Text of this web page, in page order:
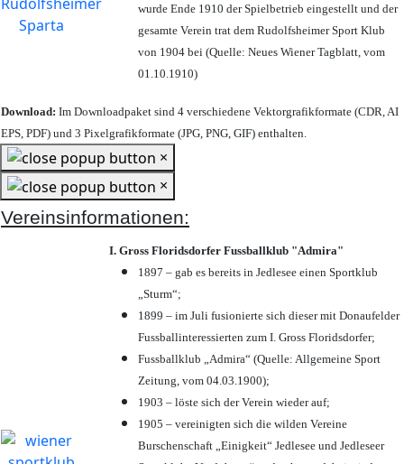
wurde Ende 1910 der Spielbetrieb eingestellt und der
gesamte Verein trat dem Rudolfsheimer Sport Klub
von 1904 bei (Quelle: Neues Wiener Tagblatt, vom
01.10.1910)
Download: Im Downloadpaket sind 4 verschiedene Vektorgrafikformate (CDR, AI
EPS, PDF) und 3 Pixelgrafikformate (JPG, PNG, GIF) enthalten.
×
×
Vereinsinformationen:
I. Gross Floridsdorfer Fussballklub "Admira"
1897 – gab es bereits in Jedlesee einen Sportklub
„Sturm“;
1899 – im Juli fusionierte sich dieser mit Donaufelder
Fussballinteressierten zum I. Gross Floridsdorfer;
Fussballklub „Admira“ (Quelle: Allgemeine Sport
Zeitung, vom 04.03.1900);
1903 – löste sich der Verein wieder auf;
1905 – vereinigten sich die wilden Vereine
Burschenschaft „Einigkeit“ Jedlesee und Jedleseer